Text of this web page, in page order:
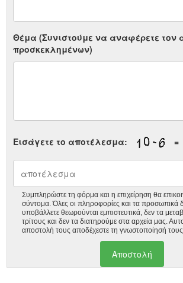
Θέμα (Συνιστούμε να αναφέρετε τον
προσκεκλημένων)
Εισάγετε το αποτέλεσμα: =
Συμπληρώστε τη φόρμα και η επιχείρηση θα
σύντομα. Όλες οι πληροφορίες και τα προσωπικά
υποβάλλετε θεωρούνται εμπιστευτικά, δεν τα
τρίτους και δεν τα διατηρούμε στα αρχεία μας.
αποστολή τους αποδέχεστε τη γνωστοποίησή